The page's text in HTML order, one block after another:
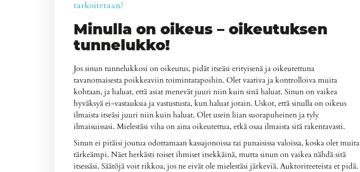
tarkoitetaan?
Minulla on oikeus – oikeutuksen
tunnelukko!
Jos sinun tunnelukkosi on oikeutus, pidät itseäsi erityisenä ja oikeutettuna
tavanomaisesta poikkeaviin toimintatapoihin. Olet vaativa ja kontrolloiva muita
kohtaan, ja haluat, että asiat menevät juuri niin kuin sinä haluat. Sinun on vaikea
hyväksyä ei-vastauksia ja vastustusta, kun haluat jotain. Uskot, että sinulla on oikeus
ilmaista itseäsi juuri niin kuin haluat. Olet usein liian suorapuheinen ja tyly
ilmaisuissasi. Mielestäsi viha on aina oikeutettua, etkä osaa ilmaista sitä rakentavasti.
Sinun ei pitäisi joutua odottamaan kassajonoissa tai punaisissa valoissa, koska olet muita
tärkeämpi. Näet herkästi toiset ihmiset itsekkäinä, mutta sinun on vaikea nähdä sitä
itsessäsi. Säätöjä voit rikkoa, jos ne eivät ole mielestäsi järkeviä. Auktoriteeteista et pidä.